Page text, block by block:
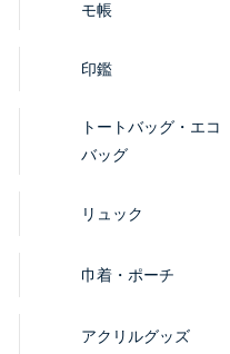
モ帳
印鑑
トートバッグ・エコ
バッグ
リュック
巾着・ポーチ
アクリルグッズ